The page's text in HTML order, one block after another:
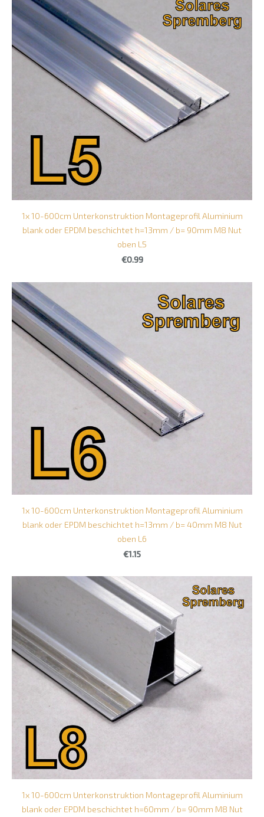
1x 10-600cm Unterkonstruktion Montageprofil Aluminium
blank oder EPDM beschichtet h=13mm / b= 90mm M8 Nut
oben L5
€0.99
1x 10-600cm Unterkonstruktion Montageprofil Aluminium
blank oder EPDM beschichtet h=13mm / b= 40mm M8 Nut
oben L6
€1.15
1x 10-600cm Unterkonstruktion Montageprofil Aluminium
blank oder EPDM beschichtet h=60mm / b= 90mm M8 Nut